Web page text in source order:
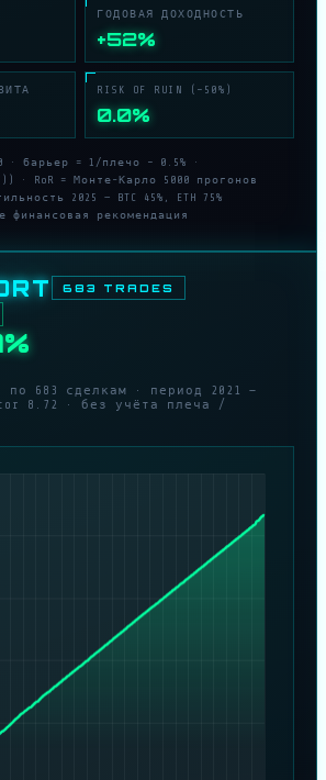
ГОДОВАЯ ДОХОДНОСТЬ
+52%
RISK OF RUIN (−50%)
0.0%
· барьер = 1/плечо − 0.5% ·
· RoR = Монте-Карло 5000 прогонов
2025 — BTC 45%, ETH 75%
финансовая рекомендация
683 TRADES
по 683 сделкам · период 2021 —
8.72 · без учёта плеча /